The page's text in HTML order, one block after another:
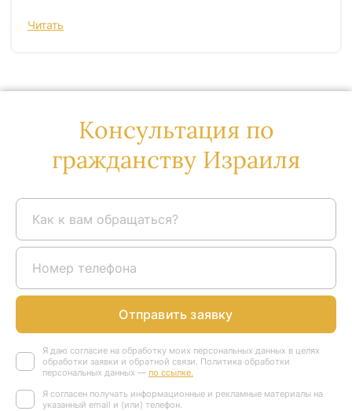
Читать
Консультация по
гражданству Израиля
Отправить заявку
Я даю согласие на обработку моих персональных данных в целях
обработки заявки и обратной связи. Политика обработки
персональных данных — по ссылке.
Я согласен получать информационные и рекламные материалы на
указанный email и (или) телефон.